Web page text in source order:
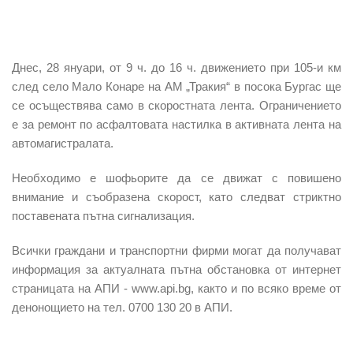
Днес, 28 януари, от 9 ч. до 16 ч. движението при 105-и км
след село Мало Конаре наАМ „Тракия“ в посока Бургас ще
се осъществява само в скоростната лента.Ограничението
е за ремонт по асфалтовата настилка в активната лента на
автомагистралата.
Необходимо е шофьорите да се движат с повишено
внимание и съобразена скорост, като следват стриктно
поставената пътна сигнализация.
Всички граждани и транспортни фирми могат да получават
информация за актуалната пътна обстановка от интернет
страницата на АПИ - www.api.bg, както и по всяко време от
денонощието на тел. 0700 130 20 в АПИ.